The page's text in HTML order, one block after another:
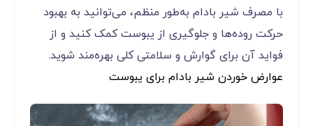
با مصرف شیر بادام به‌طور منظم، می‌توانید به بهبود
حرکت روده‌ها و جلوگیری از یبوست کمک کنید و از
فواید آن برای گوارش و سلامتی کلی بهره‌مند شوید.
عوارض خوردن شیر بادام برای یبوست